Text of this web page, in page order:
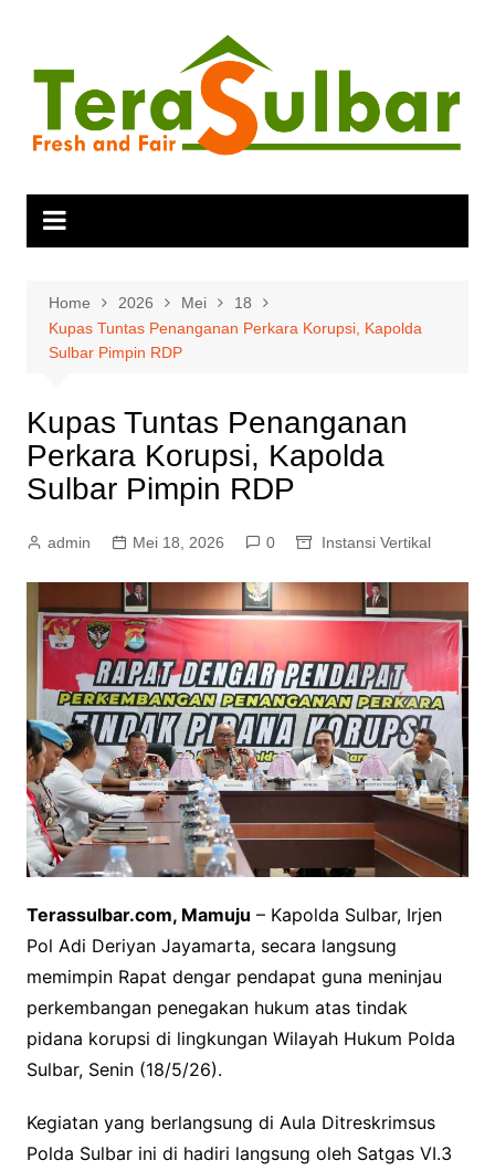
content
Home 2026 Mei
18
Kupas Tuntas Penanganan Perkara Korupsi, Kapolda
Sulbar Pimpin RDP
Kupas Tuntas Penanganan
Perkara Korupsi, Kapolda
Sulbar Pimpin RDP
admin Mei 18, 2026 0 Instansi Vertikal
Terassulbar.com, Mamuju – Kapolda Sulbar, Irjen
Pol Adi Deriyan Jayamarta, secara langsung
memimpin Rapat dengar pendapat guna meninjau
perkembangan penegakan hukum atas tindak
pidana korupsi di lingkungan Wilayah Hukum Polda
Sulbar, Senin (18/5/26).
Kegiatan yang berlangsung di Aula Ditreskrimsus
Polda Sulbar ini di hadiri langsung oleh Satgas VI.3